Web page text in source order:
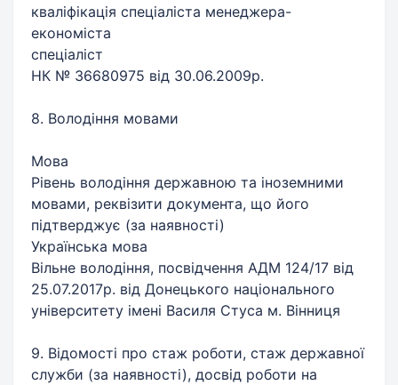
кваліфікація спеціаліста менеджера-
економіста
спеціаліст
НК № 36680975 від 30.06.2009р.
8. Володіння мовами
Мова
Рівень володіння державною та іноземними
мовами, реквізити документа, що його
підтверджує (за наявності)
Українська мова
Вільне володіння, посвідчення АДМ 124/17 від
25.07.2017р. від Донецького національного
університету імені Василя Стуса м. Вінниця
9. Відомості про стаж роботи, стаж державної
служби (за наявності), досвід роботи на